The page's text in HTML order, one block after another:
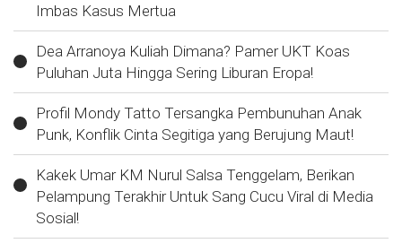
Imbas Kasus Mertua
Dea Arranoya Kuliah Dimana? Pamer UKT Koas
Puluhan Juta Hingga Sering Liburan Eropa!
Profil Mondy Tatto Tersangka Pembunuhan Anak
Punk, Konflik Cinta Segitiga yang Berujung Maut!
Kakek Umar KM Nurul Salsa Tenggelam, Berikan
Pelampung Terakhir Untuk Sang Cucu Viral di Media
Sosial!